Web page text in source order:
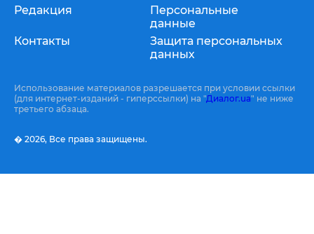
Редакция
Контакты
Персональные
данные
Защита персональных
данных
Использование материалов разрешается при условии ссылки
(для интернет-изданий - гиперссылки) на "Диалог.ua" не ниже
третьего абзаца.
� 2026, Все права защищены.